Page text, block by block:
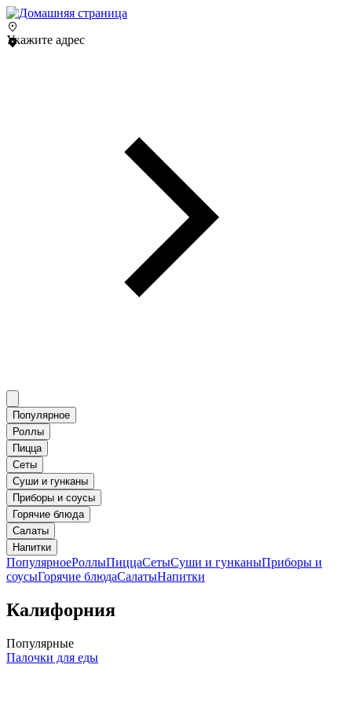
Укажите адрес
Популярное
Роллы
Пицца
Сеты
Суши и гунканы
Приборы и соусы
Горячие блюда
Салаты
Напитки
ПопулярноеРоллыПиццаСетыСуши и гунканыПриборы и
соусыГорячие блюдаСалатыНапитки
Калифорния
Популярные
Палочки для еды